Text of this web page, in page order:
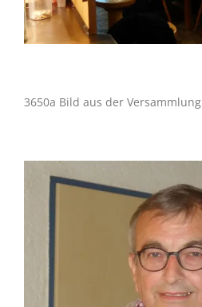
3650a Bild aus der Versammlung